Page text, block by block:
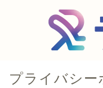
プライバシー